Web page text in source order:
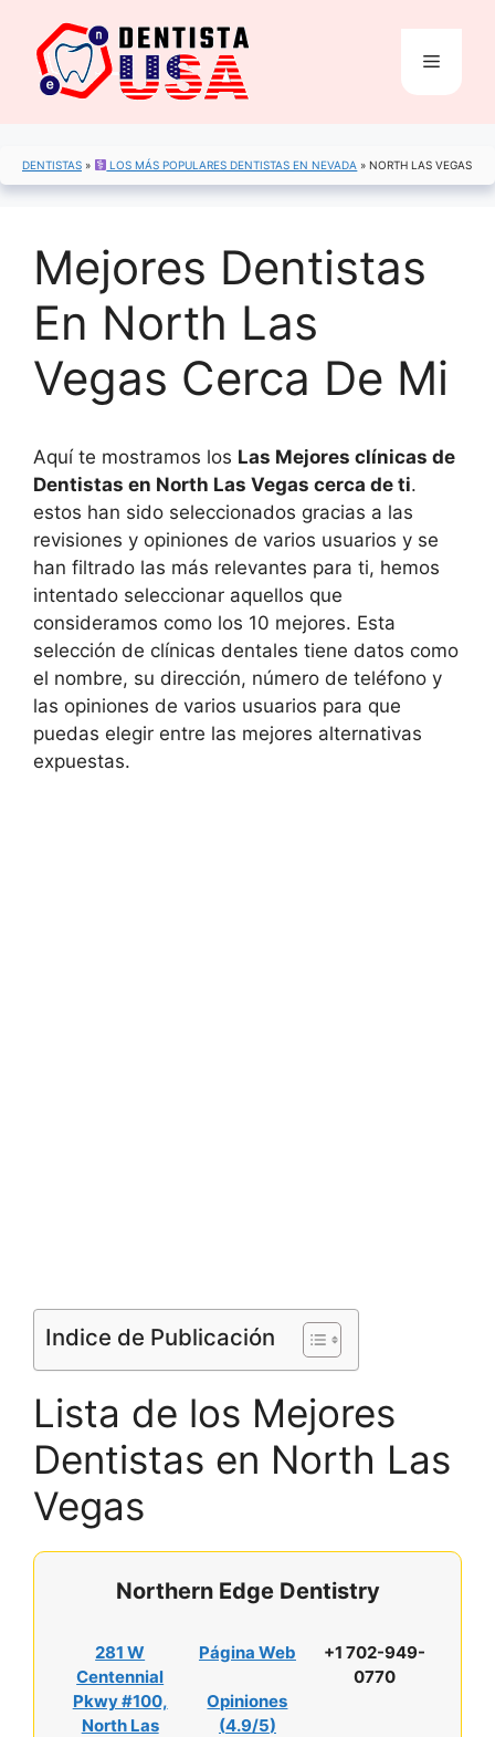
contenido
Menú
DENTISTAS » LOS MÁS POPULARES DENTISTAS EN NEVADA »NORTH LAS VEGAS
Mejores Dentistas
En North Las
Vegas Cerca De Mi
Aquí te mostramos los Las Mejores clínicas de
Dentistas en North Las Vegas cerca de ti.
estos han sido seleccionados gracias a las
revisiones y opiniones de varios usuarios y se
han filtrado las más relevantes para ti, hemos
intentado seleccionar aquellos que
consideramos como los 10 mejores. Esta
selección de clínicas dentales tiene datos como
el nombre, su dirección, número de teléfono y
las opiniones de varios usuarios para que
puedas elegir entre las mejores alternativas
expuestas.
Indice de Publicación
Lista de los Mejores
Dentistas en North Las
Vegas
Northern Edge Dentistry
281 W
Centennial
Pkwy #100,
North Las
Página Web
Opiniones
(4.9/5)
+1 702-949-
0770